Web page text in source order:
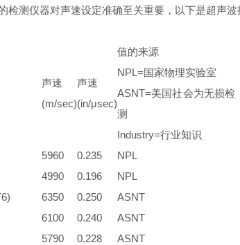
检测仪器对声速设定准确至关重要，以下是超声波
声速
(m/sec)
声速
(in/μsec)
值的来源
NPL=国家物理实验室
ASNT=美国社会为无损检
测
Industry=行业知识
5960 0.235
NPL
4990 0.196
NPL
6350 0.250
ASNT
6100 0.240
ASNT
5790 0.228
ASNT